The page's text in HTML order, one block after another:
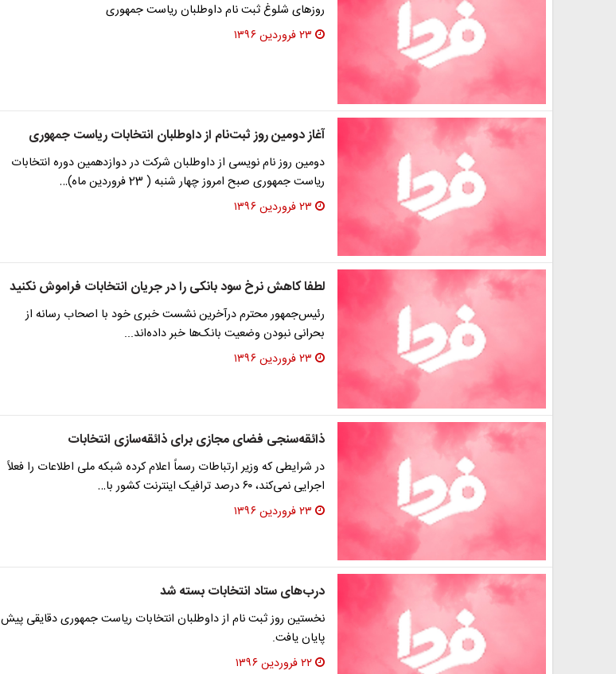
روزهای شلوغ ثبت نام داوطلبان ریاست جمهوری
۲۳ فروردین ۱۳۹۶
آغاز دومین روز ثبت‌نام از داوطلبان انتخابات ریاست جمهوری
دومین روز نام نویسی از داوطلبان شرکت در دوازدهمین دوره انتخابات
ریاست جمهوری صبح امروز چهار شنبه ( 23 فروردین ماه)…
۲۳ فروردین ۱۳۹۶
لطفا کاهش نرخ سود بانکی را در جریان انتخابات فراموش نکنید
رئیس‌جمهور محترم درآخرین نشست خبری خود با اصحاب رسانه از
بحرانی نبودن وضعیت بانک‌ها خبر داده‌اند...
۲۳ فروردین ۱۳۹۶
ذائقه‌سنجی فضای مجازی برای ذائقه‌سازی انتخابات
در شرایطی که وزیر ارتباطات رسماً اعلام کرده شبکه ملی اطلاعات را فعلاً
اجرایی نمی‌کند، ۶۰ درصد ترافیک اینترنت کشور با…
۲۳ فروردین ۱۳۹۶
درب‌های ستاد انتخابات بسته شد
نخستین روز ثبت نام از داوطلبان انتخابات ریاست جمهوری دقایقی پیش
پایان یافت.
۲۲ فروردین ۱۳۹۶